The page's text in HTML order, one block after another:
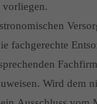
fachgerechte
Wird dem